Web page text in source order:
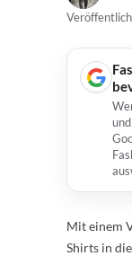
Mit einem
Shirts in